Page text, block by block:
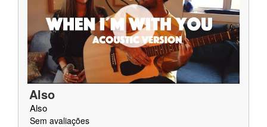
Also
Also
Sem avaliações